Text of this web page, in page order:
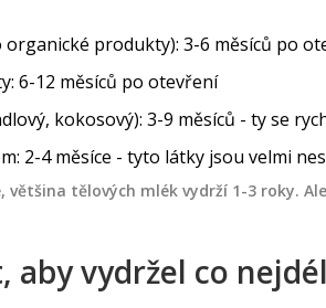
produkty): 3-6 měsíců po
6-12 měsíců po otevření
kokosový): 3-9 měsíců - ty se
2-4 měsíce - tyto látky jsou velmi
tělových mlék vydrží 1-3 roky.
aby vydržel co
DOPLŇKY STRAVY